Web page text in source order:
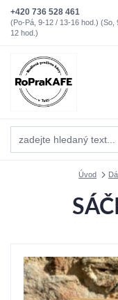
+420 736 528 461
(Po-Pá, 9-12 / 13-16 hod.) (So,
12 hod.)
Úvod